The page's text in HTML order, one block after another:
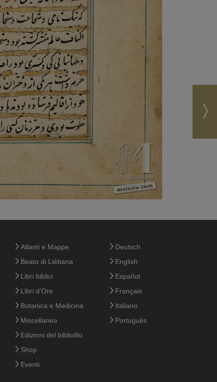
Atlanti e Mappe
Beato di Liébana
Libri biblici
Libri d’Ore
Botanica e Medicina
Miscellanea
Edizioni del bibliofilo
Shop
Eventi
Deutsch
English
Español
Français
Italiano
Português